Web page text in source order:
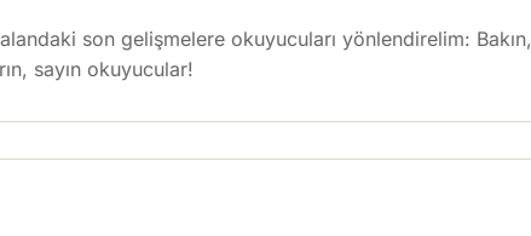
son gelişmelere okuyucuları yönlendirelim: Bakın,
sayın okuyucular!